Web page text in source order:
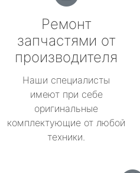
Ремонт
запчастями от
производителя
Наши специалисты
имеют при себе
оригинальные
комплектующие от любой
техники.